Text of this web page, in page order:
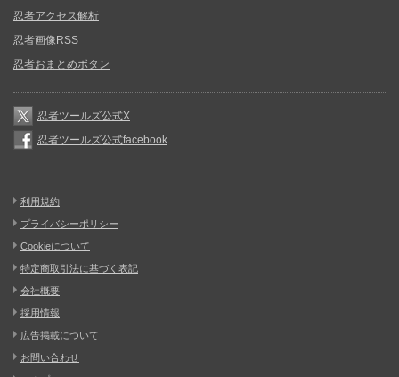
忍者アクセス解析
忍者画像RSS
忍者おまとめボタン
忍者ツールズ公式X
忍者ツールズ公式facebook
利用規約
プライバシーポリシー
Cookieについて
特定商取引法に基づく表記
会社概要
採用情報
広告掲載について
お問い合わせ